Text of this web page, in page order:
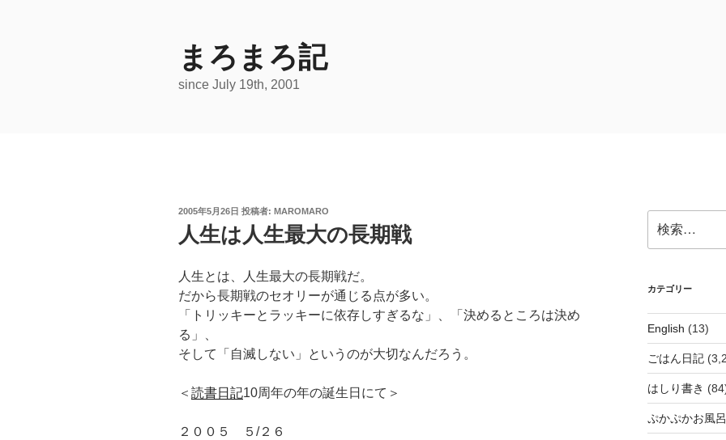
まろまろ記
since July 19th, 2001
投
日:
2005年5月26日 投稿者: MAROMARO
人生は人生最大の長期戦
人生とは、人生最大の長期戦だ。
だから長期戦のセオリーが通じる点が多い。
「トリッキーとラッキーに依存しすぎるな」、「決めるところは決め
る」、
そして「自滅しない」というのが大切なんだろう。
＜ 読書日記10周年の年の誕生日にて＞
２００５ ５/２６
索:
カテゴリー
English (13)
ごはん日記
はしり書き
ぷかぷかお風